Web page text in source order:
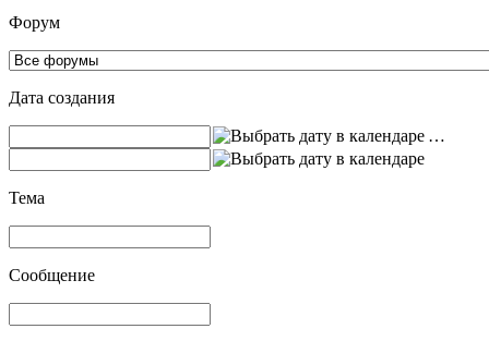
Форум
Дата создания
…
Тема
Сообщение